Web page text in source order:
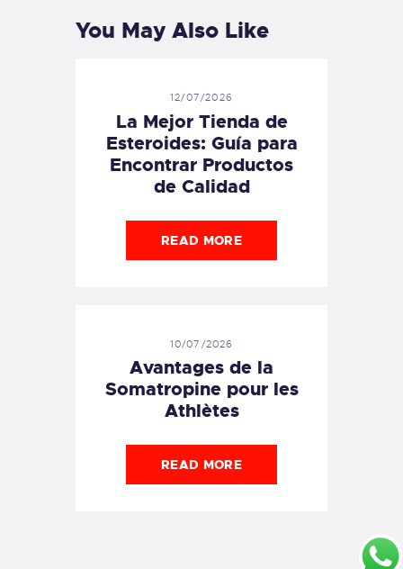
You May Also Like
12/07/2026
La Mejor Tienda de
Esteroides: Guía para
Encontrar Productos
de Calidad
READ MORE
10/07/2026
Avantages de la
Somatropine pour les
Athlètes
READ MORE